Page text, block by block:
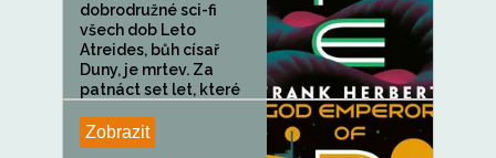
dobrodružné sci-fi
všech dob Leto
Atreides, bůh císař
Duny, je mrtev. Za
patnáct set let, které
Zobrazit